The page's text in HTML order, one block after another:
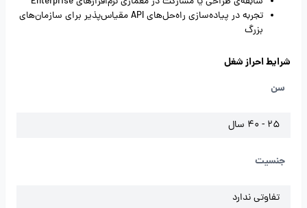
تجربه در پیاده‌سازی راه‌حل‌های API مقیاس‌پذیر برای سازمان‌های
بزرگ
شرایط احراز شغل
سن
25 - 40 سال
جنسیت
تفاوتی ندارد